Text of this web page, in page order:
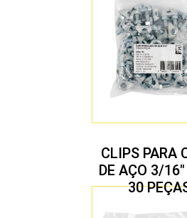
CLIPS PARA
DE AÇO 3/
30